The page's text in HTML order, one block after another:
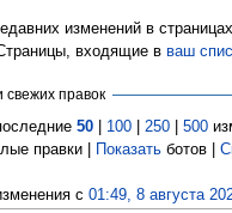
изменений в
входящие в ваш
свежих правок
50| 100| 250| 500
правки | Показатьботов |
с 01:49, 8 августа